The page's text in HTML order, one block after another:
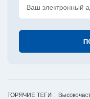
ГОРЯЧИЕ ТЕГИ :